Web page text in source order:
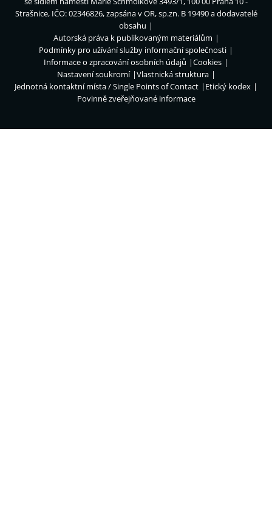
Strašnice, IČO: 02346826, zapsána v OR, sp.zn. B 19490 a dodavatelé
obsahu
Autorská práva k publikovaným materiálům
Podmínky pro užívání služby informační společnosti
Informace o zpracování osobních údajů
Cookies
Nastavení soukromí
Vlastnická struktura
Jednotná kontaktní místa / Single Points of Contact
Etický kodex
Povinně zveřejňované informace